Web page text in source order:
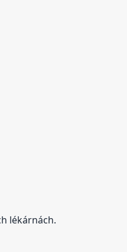
lékárnách.